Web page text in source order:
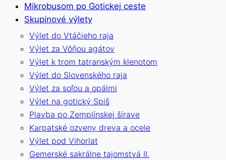
Mikrobusom po Gotickej ceste
Skupinové výlety
Výlet do Vtáčieho raja
Výlet za Vôňou agátov
Výlet k trom tatranským klenotom
Výlet do Slovenského raja
Výlet za soľou a opálmi
Výlet na gotický Spiš
Plavba po Zemplínskej šírave
Karpatské ozveny dreva a ocele
Výlet pod Vihorlat
Gemerské sakrálne tajomstvá II.